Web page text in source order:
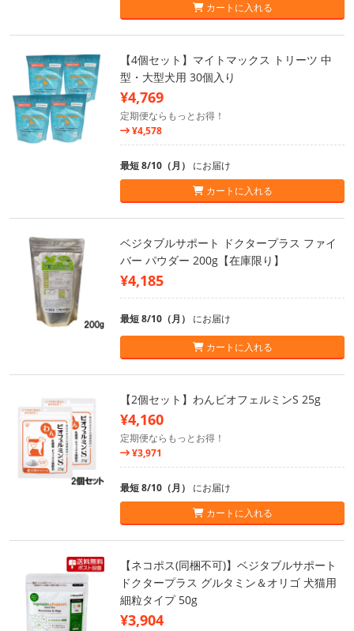
カートに入れる
【4個セット】マイトマックス トリーツ 中
型・大型犬用 30個入り
¥4,769
定期便ならもっとお得！
¥4,578
最短 8/10（月） にお届け
カートに入れる
ベジタブルサポート ドクタープラス ファイ
バー パウダー 200g【在庫限り】
¥4,185
最短 8/10（月） にお届け
カートに入れる
【2個セット】わんビオフェルミンS 25g
¥4,160
定期便ならもっとお得！
¥3,971
最短 8/10（月） にお届け
カートに入れる
【ネコポス(同梱不可)】ベジタブルサポート
ドクタープラス グルタミン＆オリゴ 犬猫用
細粒タイプ 50g
¥3,904